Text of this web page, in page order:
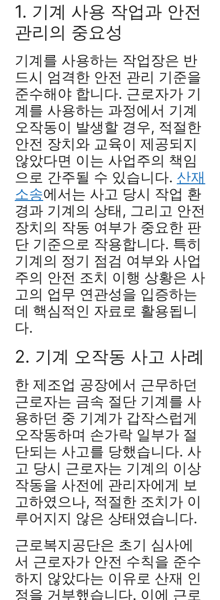
1. 기계 사용 작업과 안전
관리의 중요성
기계를 사용하는 작업장은 반
드시 엄격한 안전 관리 기준을
준수해야 합니다. 근로자가 기
계를 사용하는 과정에서 기계
오작동이 발생할 경우, 적절한
안전 장치와 교육이 제공되지
않았다면 이는 사업주의 책임
으로 간주될 수 있습니다. 산재
소송에서는 사고 당시 작업 환
경과 기계의 상태, 그리고 안전
장치의 작동 여부가 중요한 판
단 기준으로 작용합니다. 특히
기계의 정기 점검 여부와 사업
주의 안전 조치 이행 상황은 사
고의 업무 연관성을 입증하는
데 핵심적인 자료로 활용됩니
다.
2. 기계 오작동 사고 사례
한 제조업 공장에서 근무하던
근로자는 금속 절단 기계를 사
용하던 중 기계가 갑작스럽게
오작동하며 손가락 일부가 절
단되는 사고를 당했습니다. 사
고 당시 근로자는 기계의 이상
작동을 사전에 관리자에게 보
고하였으나, 적절한 조치가 이
루어지지 않은 상태였습니다.
근로복지공단은 초기 심사에
서 근로자가 안전 수칙을 준수
하지 않았다는 이유로 산재 인
정을 거부했습니다. 이에 근로